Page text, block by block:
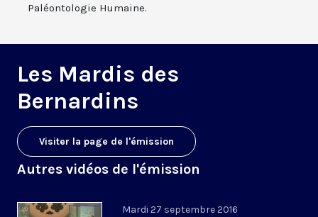
Paléontologie Humaine.
Les Mardis des
Bernardins
Visiter la page de l'émission
Autres vidéos de l'émission
Mardi 27 septembre 2016